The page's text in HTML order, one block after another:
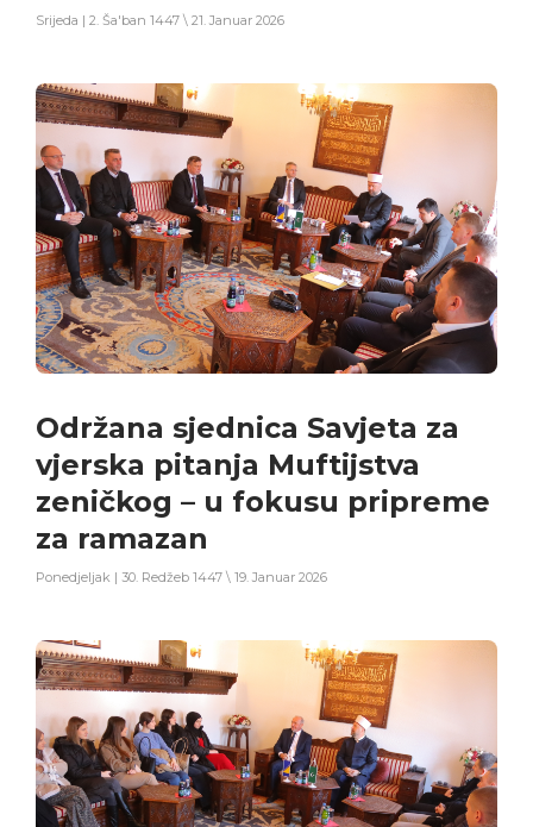
Srijeda | 2. Ša'ban 1447 \ 21. Januar 2026
Održana sjednica Savjeta za
vjerska pitanja Muftijstva
zeničkog – u fokusu pripreme
za ramazan
Ponedjeljak | 30. Redžeb 1447 \ 19. Januar 2026